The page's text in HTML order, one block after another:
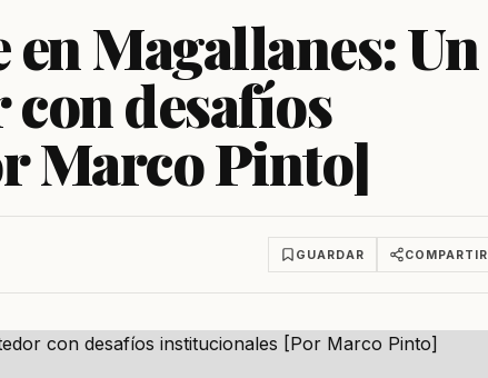
Magallanes: Un
desafíos
Marco Pinto]
GUARDAR COMPARTIR